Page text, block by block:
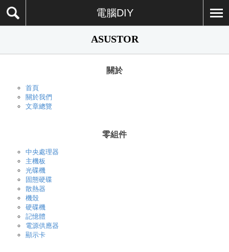
電腦DIY
ASUSTOR
關於
首頁
關於我們
文章總覽
零組件
中央處理器
主機板
光碟機
固態硬碟
散熱器
機殼
硬碟機
記憶體
電源供應器
顯示卡